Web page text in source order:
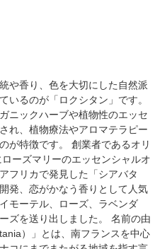
や香り、色を大切にした自然派
いるのが「ロクシタン」です。
ニックハーブや植物性のエッセ
れ、植物療法やアロマテラピー
が特徴です。 創業者であるオリ
ーズマリーのエッセンシャルオ
フリカで発見した「シアバタ
発、恋がかなう香りとして人気
モーテル、ローズ、ラベンダ
ズを送り出しました。 名前の由
）」とは、南フランスを中心